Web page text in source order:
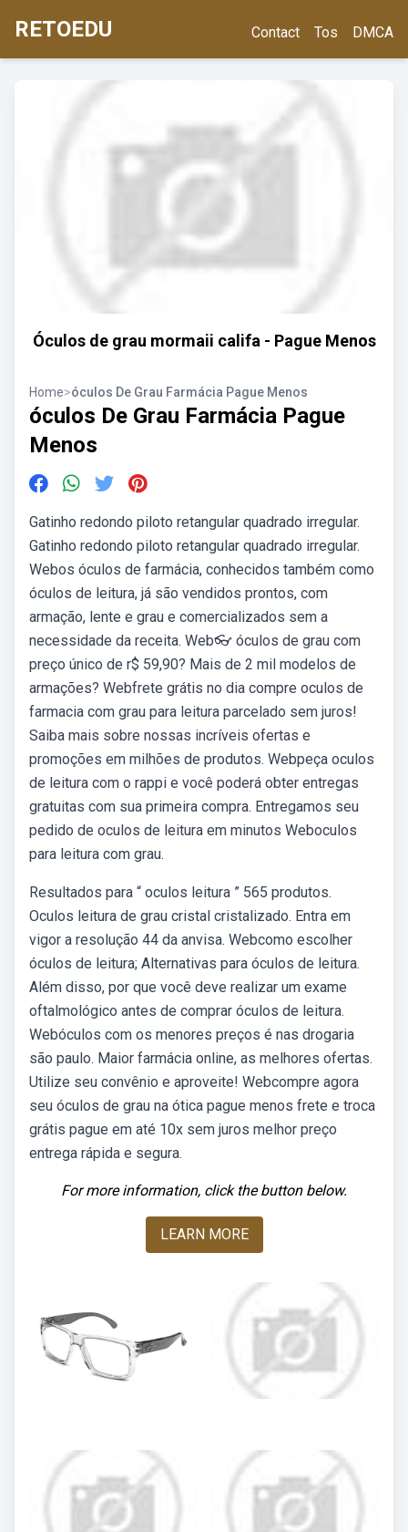
RETOEDU Contact Tos DMCA
Óculos de grau mormaii califa - Pague Menos
Home>óculos De Grau Farmácia Pague Menos
óculos De Grau Farmácia Pague
Menos
Gatinho redondo piloto retangular quadrado irregular.
Gatinho redondo piloto retangular quadrado irregular.
Webos óculos de farmácia, conhecidos também como
óculos de leitura, já são vendidos prontos, com
armação, lente e grau e comercializados sem a
necessidade da receita. Web👓 óculos de grau com
preço único de r$ 59,90? Mais de 2 mil modelos de
armações? Webfrete grátis no dia compre oculos de
farmacia com grau para leitura parcelado sem juros!
Saiba mais sobre nossas incríveis ofertas e
promoções em milhões de produtos. Webpeça oculos
de leitura com o rappi e você poderá obter entregas
gratuitas com sua primeira compra. Entregamos seu
pedido de oculos de leitura em minutos Weboculos
para leitura com grau.
Resultados para “ oculos leitura ” 565 produtos.
Oculos leitura de grau cristal cristalizado. Entra em
vigor a resolução 44 da anvisa. Webcomo escolher
óculos de leitura; Alternativas para óculos de leitura.
Além disso, por que você deve realizar um exame
oftalmológico antes de comprar óculos de leitura.
Webóculos com os menores preços é nas drogaria
são paulo. Maior farmácia online, as melhores ofertas.
Utilize seu convênio e aproveite! Webcompre agora
seu óculos de grau na ótica pague menos frete e troca
grátis pague em até 10x sem juros melhor preço
entrega rápida e segura.
For more information, click the button below.
LEARN MORE